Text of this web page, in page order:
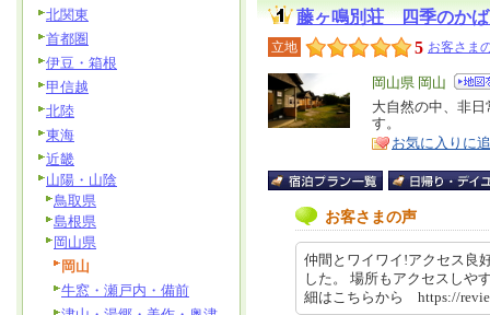
藤ヶ鳴別荘 四季のか
立地 5 お客さま
エ
リ
ア
岡山県 岡山
特
徴
大自然の中、非
す。
お気に入りに
お客さまの声
仲間とワイワイ!アクセス良
した。 場所もアクセスしや
細はこちらから https://
北関東
首都圏
伊豆・箱根
甲信越
北陸
東海
近畿
山陽・山陰
鳥取県
島根県
岡山県
岡山
牛窓・瀬戸内・備前